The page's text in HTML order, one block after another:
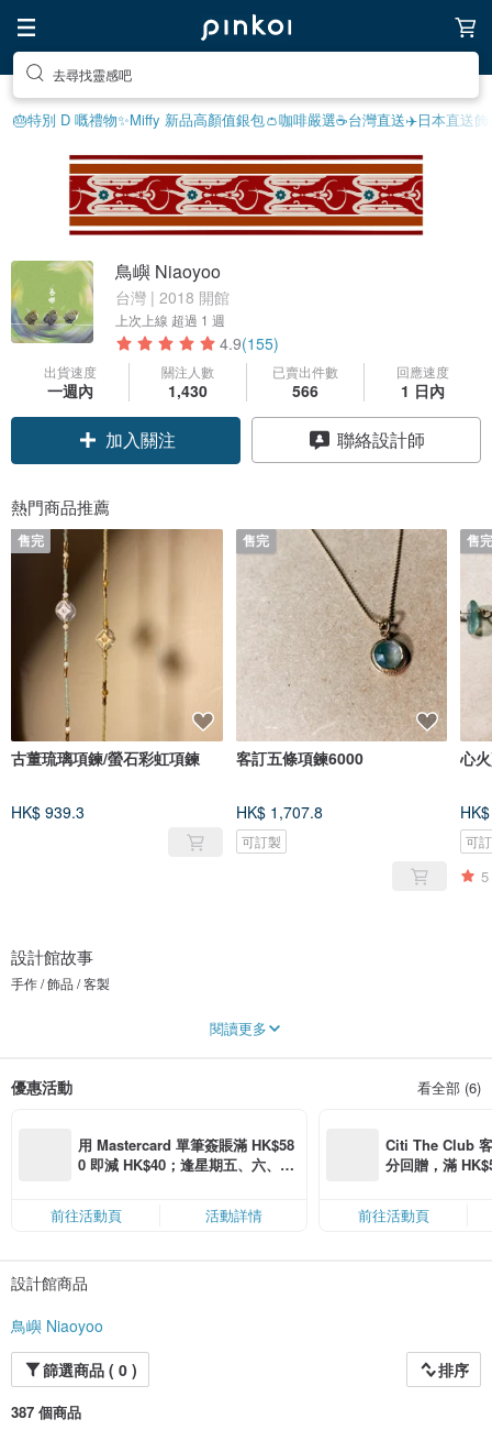
送自己一份特別的禮物
🎂特別 D 嘅禮物✨Miffy 新品高顏值銀包👛咖啡嚴選☕️台灣直送✈️日本直送
鳥嶼 Niaoyoo
台灣 | 2018 開館
上次上線 超過 1 週
4.9(155)
出貨速度
一週內
關注人數
1,430
已賣出件數
566
回應速度
1 日內
加入關注 聯絡設計師
熱門商品推薦
售完
古董琉璃項鍊/螢石彩虹項鍊
HK$ 939.3
售完
客訂五條項鍊6000
HK$ 1,707.8
可訂製
售
心
可
5
設計館故事
手作 / 飾品 / 客製
它堅固、豐富、具有創造力和包容力
-
山海 礦石 金屬 貝殼
動物 花草 樹木 鳥兒
魔法 怪獸 精靈 部落
閱讀更多
優惠活動 看全部 (6)
用 Mastercard 單筆簽賬滿 HK$58
0 即減 HK$40；逢星期五、六、日
限，額滿即止，僅限「常用信用
卡」結帳）
前往活動頁 活動詳情
Citi The Club
分回贈，滿
前往活動頁
設計館商品
鳥嶼 Niaoyoo
篩選商品 ( 0 )
排序
387 個商品